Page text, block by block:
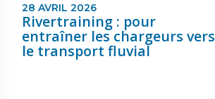
28 AVRIL 2026
Rivertraining : pour
entraîner les chargeurs vers
le transport fluvial